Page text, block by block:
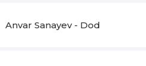
Anvar Sanayev - Dod